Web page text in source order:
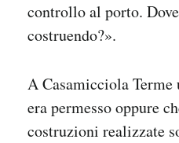
controllo al porto.
costruendo?».
A Casamicciola Terme
era permesso oppure
costruzioni realizzate